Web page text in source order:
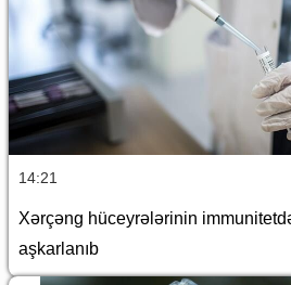
14:21
Xərçəng hüceyrələrinin
aşkarlanıb